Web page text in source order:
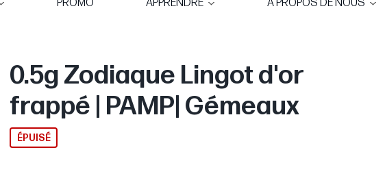
PROMO APPRENDRE À PROPOS DE NOUS
0.5g Zodiaque Lingot d'or
frappé | PAMP| Gémeaux
ÉPUISÉ